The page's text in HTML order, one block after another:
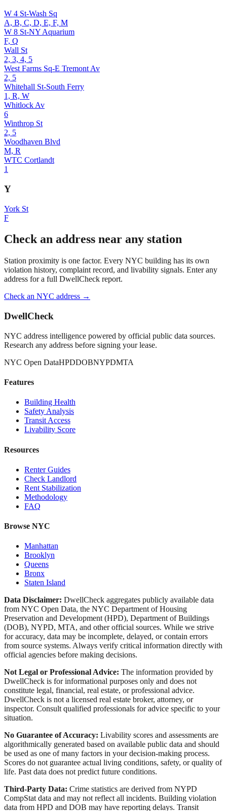
W 4 St-Wash Sq
A, B, C, D, E, F, M
W 8 St-NY Aquarium
F, Q
Wall St
2, 3, 4, 5
West Farms Sq-E Tremont Av
2, 5
Whitehall St-South Ferry
1, R, W
Whitlock Av
6
Winthrop St
2, 5
Woodhaven Blvd
M, R
WTC Cortlandt
1
Y
York St
F
Check an address near any station
Station proximity is one factor. Every NYC building has its own
violation history, complaint record, and livability signals. Enter any
address for a full DwellCheck report.
Check an NYC address →
DwellCheck
NYC address intelligence powered by official public data sources.
Research any address before signing your lease.
NYC Open DataHPDDOBNYPDMTA
Features
Building Health
Safety Analysis
Transit Access
Livability Score
Resources
Renter Guides
Check Landlord
Rent Stabilization
Methodology
FAQ
Browse NYC
Manhattan
Brooklyn
Queens
Bronx
Staten Island
Data Disclaimer: DwellCheck aggregates publicly available data
from NYC Open Data, the NYC Department of Housing
Preservation and Development (HPD), Department of Buildings
(DOB), NYPD, MTA, and other official sources. While we strive
for accuracy, data may be incomplete, delayed, or contain errors
from source systems. Always verify critical information directly with
official agencies before making decisions.
Not Legal or Professional Advice: The information provided by
DwellCheck is for informational purposes only and does not
constitute legal, financial, real estate, or professional advice.
DwellCheck is not a licensed real estate broker, attorney, or
inspector. Consult qualified professionals for advice specific to your
situation.
No Guarantee of Accuracy: Livability scores and assessments are
algorithmically generated based on available public data and should
be used as one of many factors in your decision-making process.
Scores do not guarantee actual living conditions, safety, or quality of
life. Past data does not predict future conditions.
Third-Party Data: Crime statistics are derived from NYPD
CompStat data and may not reflect all incidents. Building violation
data from HPD and DOB may have reporting delays. Transit